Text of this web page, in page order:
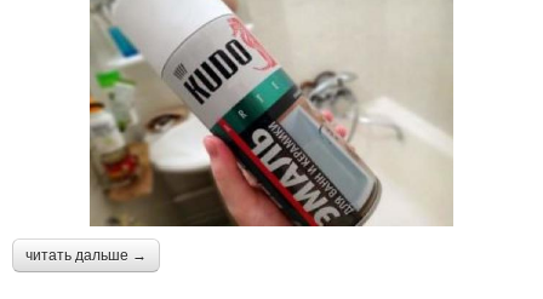
читать дальше →